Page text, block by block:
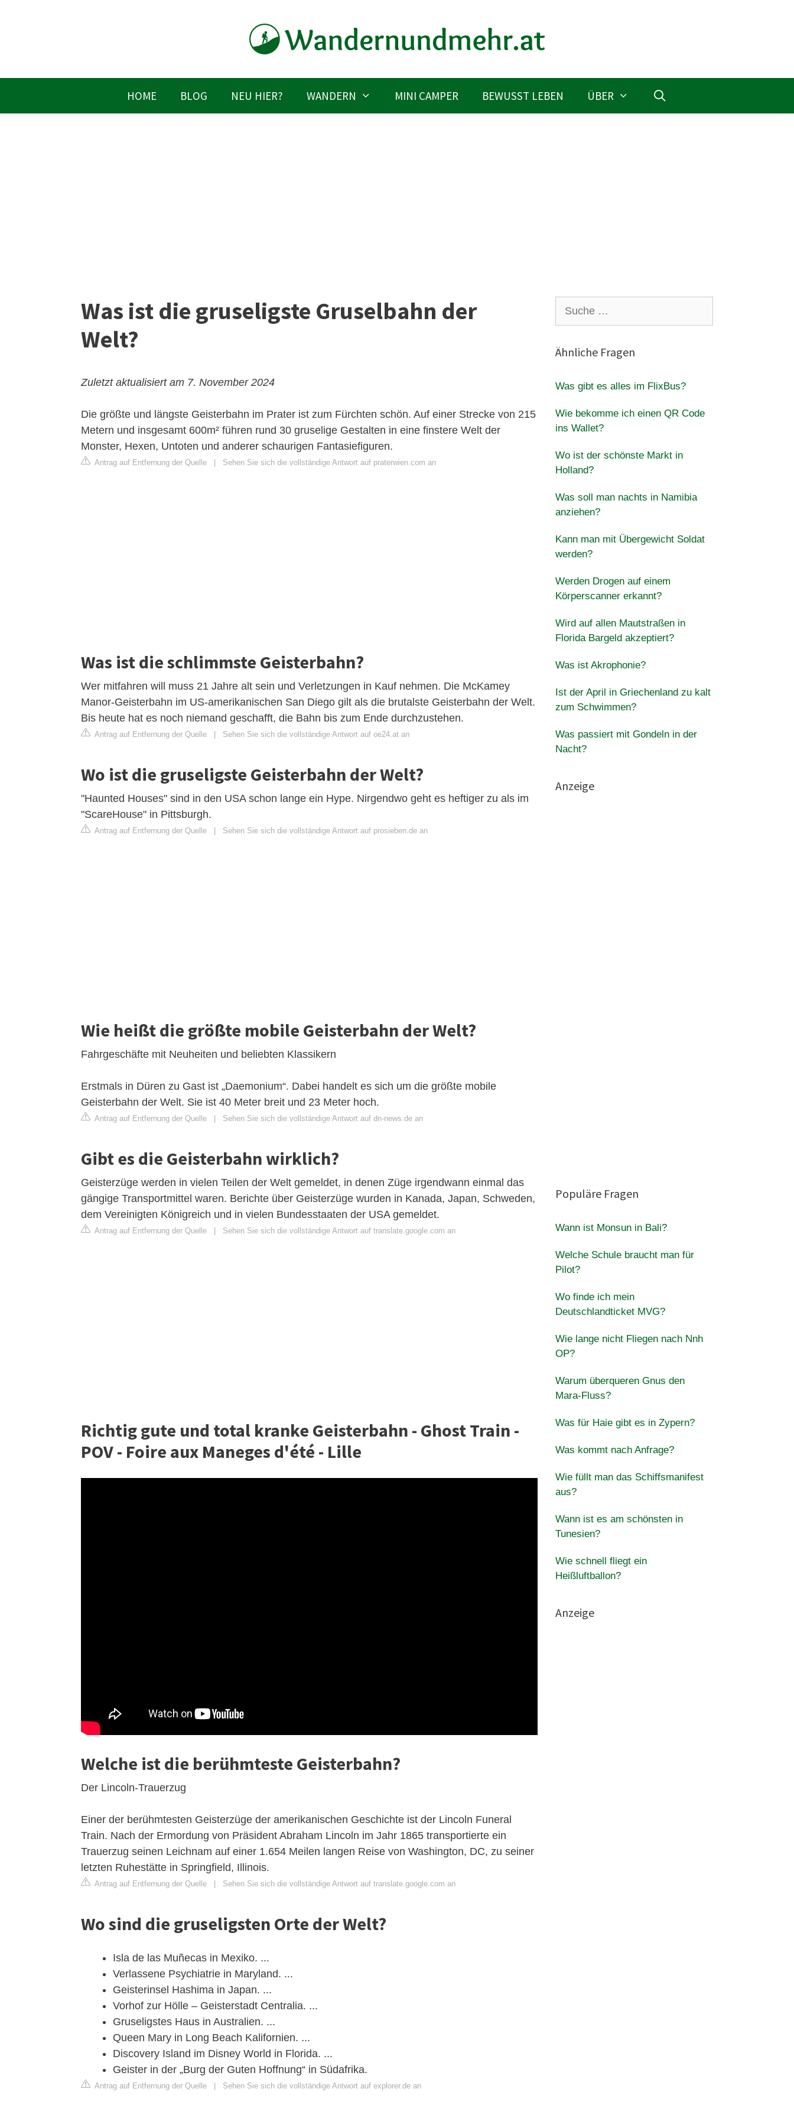
HOME BLOG NEU HIER? WANDERN MINI CAMPER BEWUSST LEBEN ÜBER
Was ist die gruseligste Gruselbahn der
Welt?
Zuletzt aktualisiert am 7. November 2024
Die größte und längste Geisterbahn im Prater ist zum Fürchten schön. Auf einer Strecke von 215
Metern und insgesamt 600m² führen rund 30 gruselige Gestalten in eine finstere Welt der
Monster, Hexen, Untoten und anderer schaurigen Fantasiefiguren.
Antrag auf Entfernung der Quelle Sehen Sie sich die vollständige Antwort auf praterwien.com an
Was ist die schlimmste Geisterbahn?
Wer mitfahren will muss 21 Jahre alt sein und Verletzungen in Kauf nehmen. Die McKamey
Manor-Geisterbahn im US-amerikanischen San Diego gilt als die brutalste Geisterbahn der Welt.
Bis heute hat es noch niemand geschafft, die Bahn bis zum Ende durchzustehen.
Antrag auf Entfernung der Quelle Sehen Sie sich die vollständige Antwort auf oe24.at an
Wo ist die gruseligste Geisterbahn der Welt?
"Haunted Houses" sind in den USA schon lange ein Hype. Nirgendwo geht es heftiger zu als im
"ScareHouse" in Pittsburgh.
Antrag auf Entfernung der Quelle Sehen Sie sich die vollständige Antwort auf prosieben.de an
Wie heißt die größte mobile Geisterbahn der Welt?
Fahrgeschäfte mit Neuheiten und beliebten Klassikern
Erstmals in Düren zu Gast ist „Daemonium“. Dabei handelt es sich um die größte mobile
Geisterbahn der Welt. Sie ist 40 Meter breit und 23 Meter hoch.
Antrag auf Entfernung der Quelle Sehen Sie sich die vollständige Antwort auf dn-news.de an
Gibt es die Geisterbahn wirklich?
Geisterzüge werden in vielen Teilen der Welt gemeldet, in denen Züge irgendwann einmal das
gängige Transportmittel waren. Berichte über Geisterzüge wurden in Kanada, Japan, Schweden,
dem Vereinigten Königreich und in vielen Bundesstaaten der USA gemeldet.
Antrag auf Entfernung der Quelle Sehen Sie sich die vollständige Antwort auf translate.google.com an
Richtig gute und total kranke Geisterbahn - Ghost Train -
POV - Foire aux Maneges d'été - Lille
Welche ist die berühmteste Geisterbahn?
Der Lincoln-Trauerzug
Einer der berühmtesten Geisterzüge der amerikanischen Geschichte ist der Lincoln Funeral
Train. Nach der Ermordung von Präsident Abraham Lincoln im Jahr 1865 transportierte ein
Trauerzug seinen Leichnam auf einer 1.654 Meilen langen Reise von Washington, DC, zu seiner
letzten Ruhestätte in Springfield, Illinois.
Antrag auf Entfernung der Quelle | Sehen Sie sich die vollständige Antwort auf translate.google.com an
Wo sind die gruseligsten Orte der Welt?
Isla de las Muñecas in Mexiko. ...
Verlassene Psychiatrie in Maryland. ...
Geisterinsel Hashima in Japan. ...
Vorhof zur Hölle – Geisterstadt Centralia. ...
Gruseligstes Haus in Australien. ...
Queen Mary in Long Beach Kalifornien. ...
Discovery Island im Disney World in Florida. ...
Geister in der „Burg der Guten Hoffnung“ in Südafrika.
Antrag auf Entfernung der Quelle | Sehen Sie sich die vollständige Antwort auf explorer.de an
nach:
Ähnliche Fragen
Was gibt es alles im FlixBus?
Wie bekomme ich einen QR Code
ins Wallet?
Wo ist der schönste Markt in
Holland?
Was soll man nachts in Namibia
anziehen?
Kann man mit Übergewicht Soldat
werden?
Werden Drogen auf einem
Körperscanner erkannt?
Wird auf allen Mautstraßen in
Florida Bargeld akzeptiert?
Was ist Akrophonie?
Ist der April in Griechenland zu kalt
zum Schwimmen?
Was passiert mit Gondeln in der
Nacht?
Anzeige
Populäre Fragen
Wann ist Monsun in Bali?
Welche Schule braucht man für
Pilot?
Wo finde ich mein
Deutschlandticket MVG?
Wie lange nicht Fliegen nach Nnh
OP?
Warum überqueren Gnus den
Mara-Fluss?
Was für Haie gibt es in Zypern?
Was kommt nach Anfrage?
Wie füllt man das Schiffsmanifest
aus?
Wann ist es am schönsten in
Tunesien?
Wie schnell fliegt ein
Heißluftballon?
Anzeige